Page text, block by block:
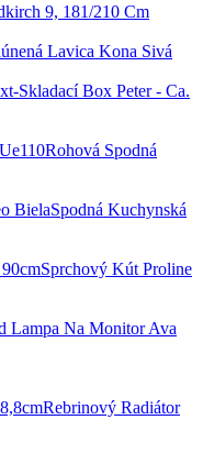
9, 181/210 Cm
Lavica Kona Sivá
Skladací Box Peter - Ca.
Rohová Spodná
Spodná Kuchynská
Sprchový Kút Proline
Lampa Na Monitor Ava
Rebrinový Radiátor